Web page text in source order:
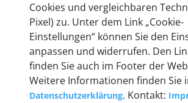
Technische Details
Lieferumfang
Cookies und vergleichbaren
Pixel) zu. Unter dem Link „Cookie-
Einstellungen“ können Sie den
anpassen und widerrufen. Den
finden Sie auch im Footer der
Weitere Informationen finden Sie
Datenschutzerklärung. Kontakt: